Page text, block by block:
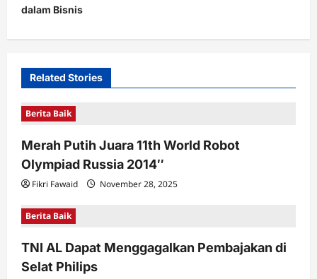
n
a
a
t
i
o
n
dalam Bisnis
Related Stories
Berita Baik
Merah Putih Juara 11th World Robot
Olympiad Russia 2014″
Fikri Fawaid November 28, 2025
Berita Baik
TNI AL Dapat Menggagalkan Pembajakan di
Selat Philips